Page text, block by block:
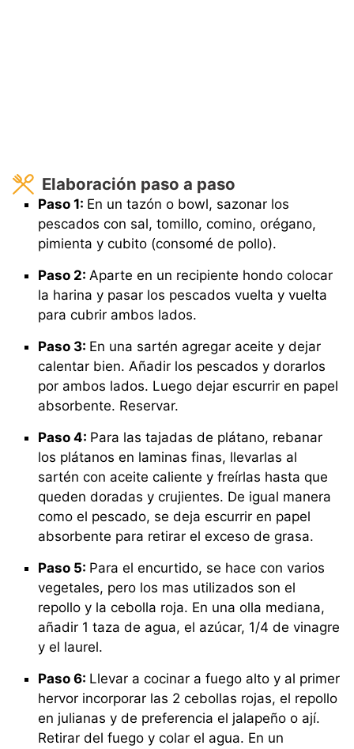
Elaboración paso a paso
Paso 1: En un tazón o bowl, sazonar los
pescados con sal, tomillo, comino, orégano,
pimienta y cubito (consomé de pollo).
Paso 2: Aparte en un recipiente hondo colocar
la harina y pasar los pescados vuelta y vuelta
para cubrir ambos lados.
Paso 3: En una sartén agregar aceite y dejar
calentar bien. Añadir los pescados y dorarlos
por ambos lados. Luego dejar escurrir en papel
absorbente. Reservar.
Paso 4: Para las tajadas de plátano, rebanar
los plátanos en laminas finas, llevarlas al
sartén con aceite caliente y freírlas hasta que
queden doradas y crujientes. De igual manera
como el pescado, se deja escurrir en papel
absorbente para retirar el exceso de grasa.
Paso 5: Para el encurtido, se hace con varios
vegetales, pero los mas utilizados son el
repollo y la cebolla roja. En una olla mediana,
añadir 1 taza de agua, el azúcar, 1/4 de vinagre
y el laurel.
Paso 6: Llevar a cocinar a fuego alto y al primer
hervor incorporar las 2 cebollas rojas, el repollo
en julianas y de preferencia el jalapeño o ají.
Retirar del fuego y colar el agua. En un